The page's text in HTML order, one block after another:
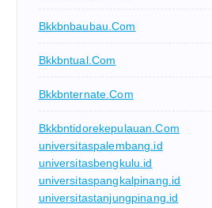
Bkkbnbaubau.com
Bkkbntual.com
Bkkbnternate.com
Bkkbntidorekepulauan.com
universitaspalembang.id
universitasbengkulu.id
universitaspangkalpinang.id
universitastanjungpinang.id